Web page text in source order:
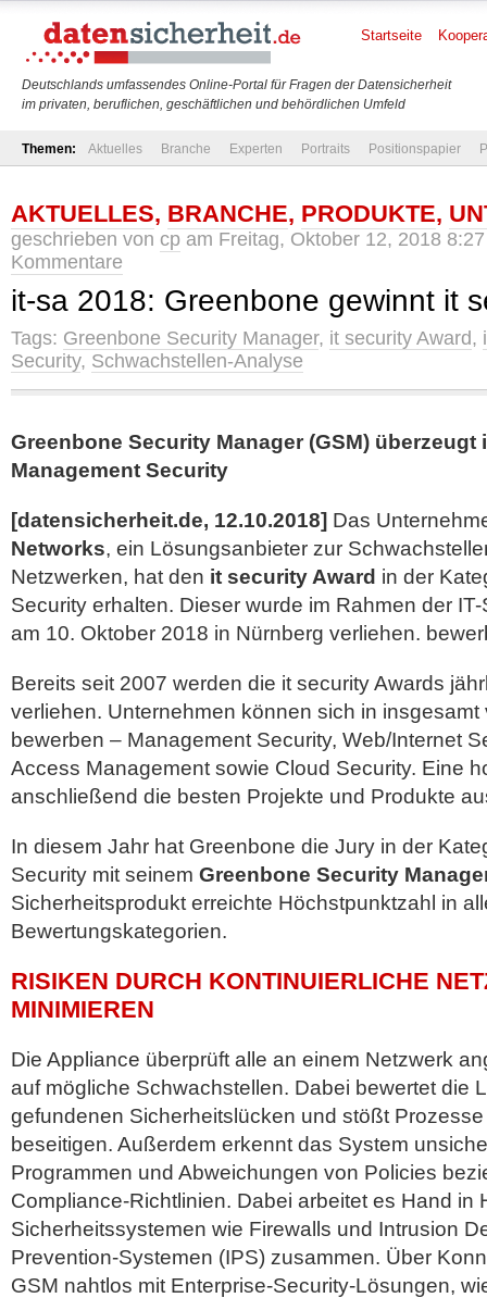
Deutschlands umfassendes Online-Portal für Fragen der Datensicherheit
im privaten, beruflichen, geschäftlichen und behördlichen Umfeld
Startseite
Themen: Aktuelles Branche Experten Portraits Positionspapier
AKTUELLES, BRANCHE, PRODUKTE,
geschrieben von cp am Freitag, Oktober 12, 2018
Kommentare
it-sa 2018: Greenbone gewinnt it
Tags: Greenbone Security Manager, it security Award,
Security, Schwachstellen-Analyse
Greenbone Security Manager (GSM) überzeugt
Management Security
[datensicherheit.de, 12.10.2018] Das
Networks, ein Lösungsanbieter zur
Netzwerken, hat den it security Award in der
Security erhalten. Dieser wurde im Rahmen der
am 10. Oktober 2018 in Nürnberg verliehen.
Bereits seit 2007 werden die it security Awards
verliehen. Unternehmen können sich in insgesamt
bewerben – Management Security, Web/Internet
Access Management sowie Cloud Security. Eine
anschließend die besten Projekte und Produkte
In diesem Jahr hat Greenbone die Jury in der
Security mit seinem Greenbone Security
Sicherheitsprodukt erreichte Höchstpunktzahl in
Bewertungskategorien.
RISIKEN DURCH KONTINUIERLICHE
MINIMIEREN
Die Appliance überprüft alle an einem Netzwerk
auf mögliche Schwachstellen. Dabei bewertet die
gefundenen Sicherheitslücken und stößt
beseitigen. Außerdem erkennt das System
Programmen und Abweichungen von Policies
Compliance-Richtlinien. Dabei arbeitet es Hand in
Sicherheitssystemen wie Firewalls und Intrusion
Prevention-Systemen (IPS) zusammen. Über
GSM nahtlos mit Enterprise-Security-Lösungen,